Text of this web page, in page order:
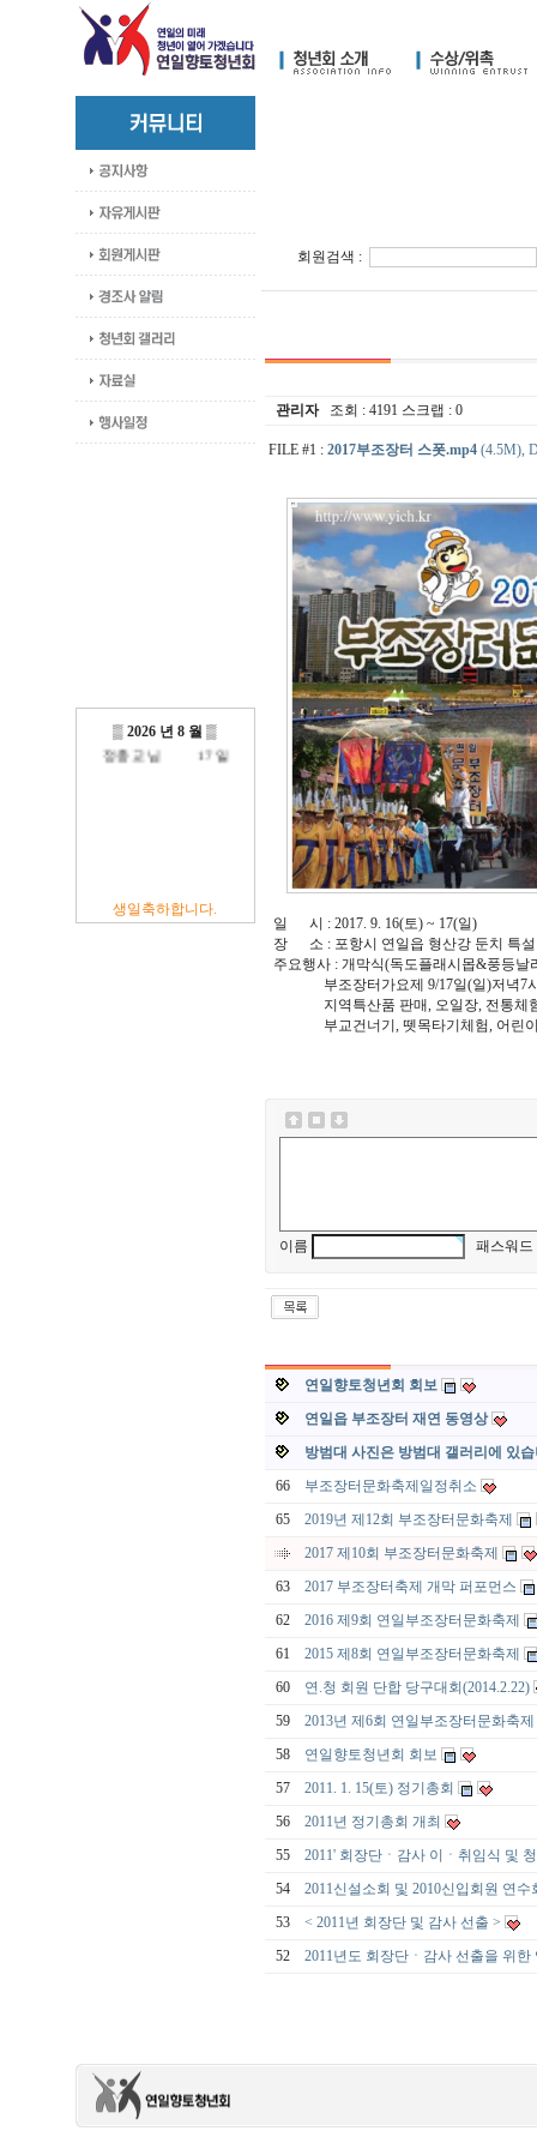
▒ 2026 년 8 월 ▒
전현주 님
01 일
이충훈 님
09 일
정충교 님
17 일
생일축하합니다.
회원검색 :
관리자조회 : 4191 스크랩 : 0
FILE #1 : 2017부조장터 스폿.mp4(4.5M),
일 시 : 2017. 9. 16(토) ~ 17(일)
장 소 : 포항시 연일읍 형산강 둔치 특설
주요행사 : 개막식(독도플래시몹&풍등날
부조장터가요제 9/17일(일)저녁7시
지역특산품 판매, 오일장, 전통체험
부교건너기, 뗏목타기체험, 어린이
이름 패스워드
연일향토청년회 회보
연일읍 부조장터 재연 동영상
방범대 사진은 방범대 갤러리에 있
66
부조장터문화축제일정취소
65
2019년 제12회 부조장터문화축제
2017 제10회 부조장터문화축제
63
2017 부조장터축제 개막 퍼포먼스
62
2016 제9회 연일부조장터문화축제
61
2015 제8회 연일부조장터문화축제
60
연.청 회원 단합 당구대회(2014.2.22)
59
2013년 제6회 연일부조장터문화축
58
연일향토청년회 회보
57
2011. 1. 15(토) 정기총회
56
2011년 정기총회 개최
55
2011' 회장단ㆍ감사 이ㆍ취임식 및
54
2011신설소회 및 2010신입회원 연수
53
< 2011년 회장단 및 감사 선출 >
52
2011년도 회장단ㆍ감사 선출을 위